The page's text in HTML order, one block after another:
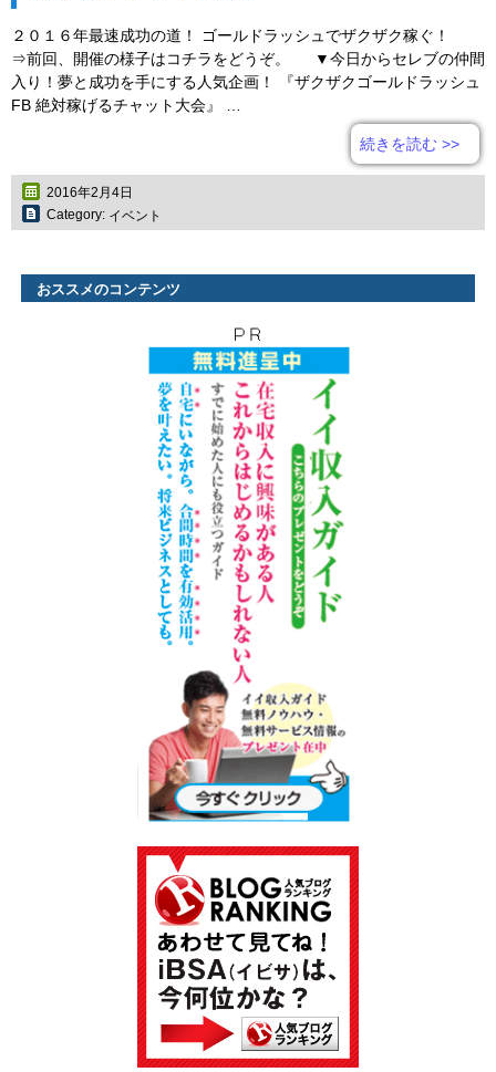
２０１６年最速成功の道！ ゴールドラッシュでザクザク稼ぐ！
⇒前回、開催の様子はコチラをどうぞ。 ▼今日からセレブの仲間
入り！夢と成功を手にする人気企画！ 『ザクザクゴールドラッシュ
FB 絶対稼げるチャット大会』 …
続きを読む >>
2016年2月4日
Category: イベント
おススメのコンテンツ